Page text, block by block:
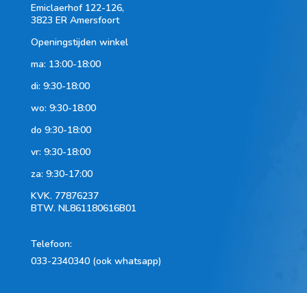
Emiclaerhof 122-126,
3823 ER Amersfoort
Openingstijden winkel
ma: 13:00-18:00
di: 9:30-18:00
wo: 9:30-18:00
do 9:30-18:00
vr: 9:30-18:00
za: 9:30-17:00
KVK. 77876237
BTW. NL861180616B01
Telefoon:
033-2340340 (ook whatsapp)